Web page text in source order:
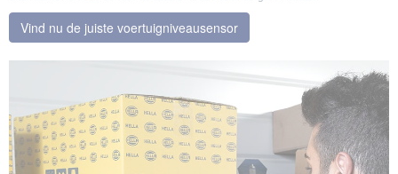
Vind nu de juiste voertuigniveausensor